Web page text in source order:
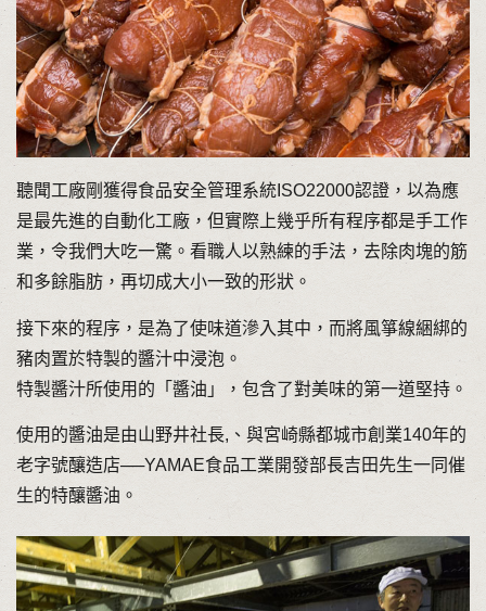
聽聞工廠剛獲得食品安全管理系統ISO22000認證，以為應
是最先進的自動化工廠，但實際上幾乎所有程序都是手工作
業，令我們大吃一驚。看職人以熟練的手法，去除肉塊的筋
和多餘脂肪，再切成大小一致的形狀。
接下來的程序，是為了使味道滲入其中，而將風箏線綑綁的
豬肉置於特製的醬汁中浸泡。
特製醬汁所使用的「醬油」，包含了對美味的第一道堅持。
使用的醬油是由山野井社長,、與宮崎縣都城市創業140年的
老字號釀造店──YAMAE食品工業開發部長吉田先生一同催
生的特釀醬油。